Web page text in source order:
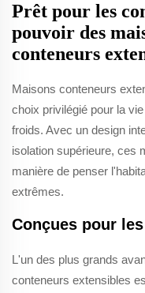
Prêt pour les
pouvoir des
conteneurs
Maisons conteneurs
choix privilégié pour la
froids. Avec un design
isolation supérieure, ces
manière de penser
extrêmes.
Conçues pour
L'un des plus grands
conteneurs extensibles